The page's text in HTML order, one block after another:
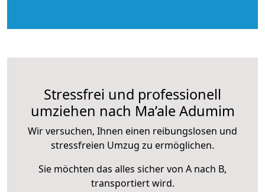
Stressfrei und professionell
umziehen nach Ma’ale Adumim
Wir versuchen, Ihnen einen reibungslosen und
stressfreien Umzug zu ermöglichen.
Sie möchten das alles sicher von A nach B,
transportiert wird.